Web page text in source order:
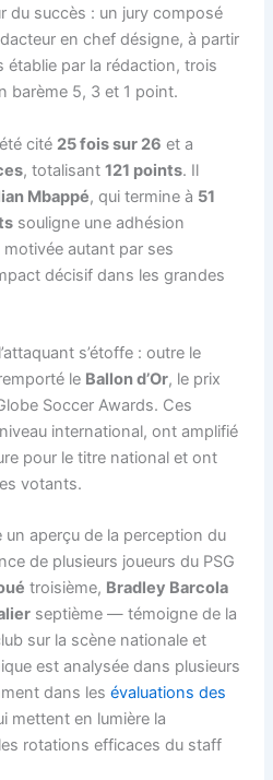
du succès : un jury composé
en chef désigne, à partir
établie par la rédaction, trois
barème 5, 3 et 1 point.
cité 25 fois sur 26 et a
, totalisant121 points. Il
Mbappé, qui termine à 51
souligne une adhésion
autant par ses
décisif dans les grandes
s’étoffe : outre le
le Ballon d’Or, le prix
Soccer Awards. Ces
international, ont amplifié
pour le titre national et ont
votants.
aperçu de la perception du
de plusieurs joueurs du PSG
troisième, Bradley Barcola
septième — témoigne de la
sur la scène nationale et
est analysée dans plusieurs
dans lesévaluations des
mettent en lumière la
rotations efficaces du staff